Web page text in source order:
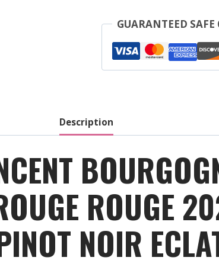
Pierre
Bourgogne
Eclat
De
-
Rouge
-
2020
GUARANTEED SAFE
Description
ROUGE
NOIR